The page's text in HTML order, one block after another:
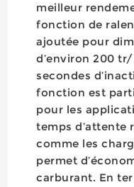
meilleur
fonction de
ajoutée pour
d’environ 200
secondes
fonction est
pour les
temps d’attente
comme les
permet
carburant. En